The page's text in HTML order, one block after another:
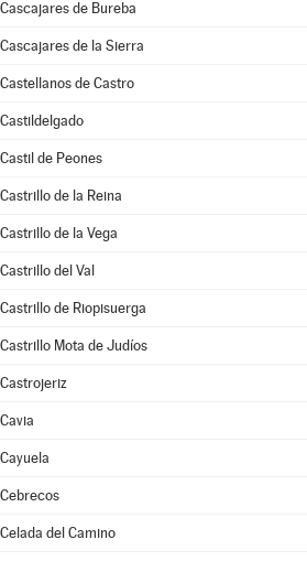
Cascajares de Bureba
Cascajares de la Sierra
Castellanos de Castro
Castildelgado
Castil de Peones
Castrillo de la Reina
Castrillo de la Vega
Castrillo del Val
Castrillo de Riopisuerga
Castrillo Mota de Judíos
Castrojeriz
Cavia
Cayuela
Cebrecos
Celada del Camino